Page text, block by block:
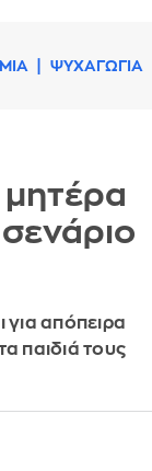
ΨΥΧΑΓΩΓΙΑ
για απόπειρα
παιδιά τους